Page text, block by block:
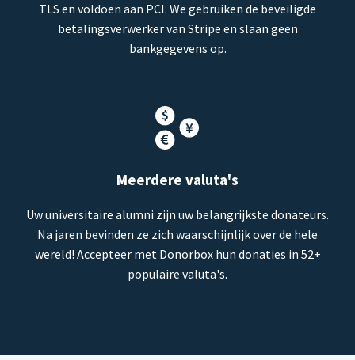
TLS en voldoen aan PCI. We gebruiken de beveiligde
betalingsverwerker van Stripe en slaan geen
bankgegevens op.
Meerdere valuta's
Uw universitaire alumni zijn uw belangrijkste donateurs.
Na jaren bevinden ze zich waarschijnlijk over de hele
wereld! Accepteer met Donorbox hun donaties in 52+
populaire valuta's.